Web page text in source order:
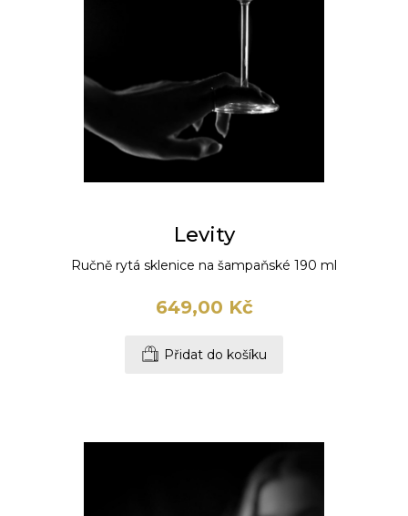
Levity
Ručně rytá sklenice na šampaňské 190 ml
649,00 Kč
Přidat do košíku